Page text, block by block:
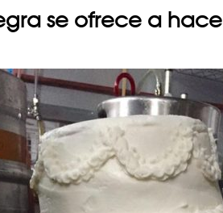
se ofrece a